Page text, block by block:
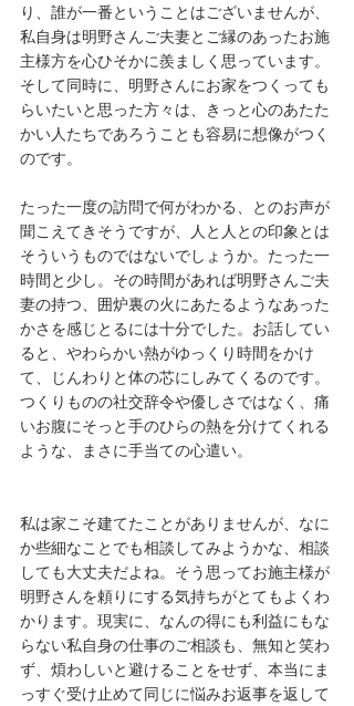
り、誰が一番ということはございませんが、
私自身は明野さんご夫妻とご縁のあったお施
主様方を心ひそかに羨ましく思っています。
そして同時に、明野さんにお家をつくっても
らいたいと思った方々は、きっと心のあたた
かい人たちであろうことも容易に想像がつく
のです。
たった一度の訪問で何がわかる、とのお声が
聞こえてきそうですが、人と人との印象とは
そういうものではないでしょうか。たった一
時間と少し。その時間があれば明野さんご夫
妻の持つ、囲炉裏の火にあたるようなあった
かさを感じとるには十分でした。お話してい
ると、やわらかい熱がゆっくり時間をかけ
て、じんわりと体の芯にしみてくるのです。
つくりものの社交辞令や優しさではなく、痛
いお腹にそっと手のひらの熱を分けてくれる
ような、まさに手当ての心遣い。
私は家こそ建てたことがありませんが、なに
か些細なことでも相談してみようかな、相談
しても大丈夫だよね。そう思ってお施主様が
明野さんを頼りにする気持ちがとてもよくわ
かります。現実に、なんの得にも利益にもな
らない私自身の仕事のご相談も、無知と笑わ
ず、煩わしいと避けることをせず、本当にま
っすぐ受け止めて同じに悩みお返事を返して